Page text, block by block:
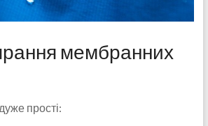
мембранних
прості: